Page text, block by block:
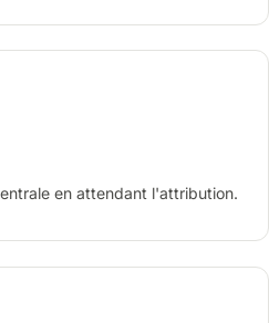
en attendant l'attribution.